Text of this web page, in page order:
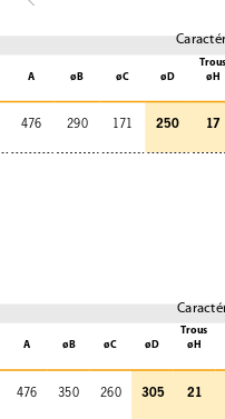
476 350 260 305 21
476 290 171 250 17
Trous
A øB øC øD øH
Trous
A øB øC øD øH